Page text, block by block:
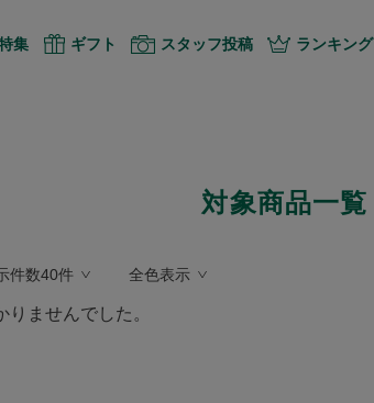
集 ギフト スタッフ投稿 ランキング
対象商品一覧
件数40件 全色表示
ませんでした。